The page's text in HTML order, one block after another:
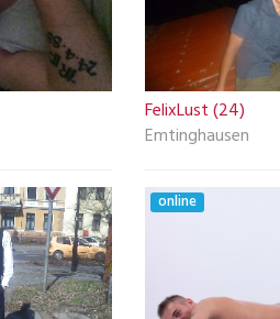
FelixLust (24)
Emtinghausen
online